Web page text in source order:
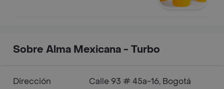
Sobre Alma Mexicana - Turbo
Dirección Calle 93 # 45a-16, Bogotá